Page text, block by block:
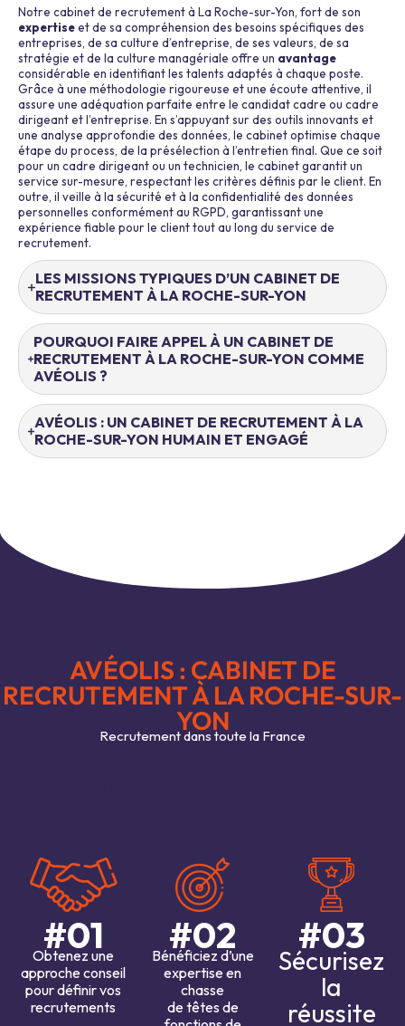
Notre cabinet de recrutement à La Roche-sur-Yon, fort de son
expertiseet de sa compréhension des besoins spécifiques des
entreprises, de sa culture d’entreprise, de ses valeurs, de sa
stratégie et de la culture managériale offre un avantage
considérable en identifiant les talents adaptés à chaque poste.
Grâce à une méthodologie rigoureuse et une écoute attentive, il
assure une adéquation parfaite entre le candidat cadre ou cadre
dirigeant et l’entreprise. En s’appuyant sur des outils innovants et
une analyse approfondie des données, le cabinet optimise chaque
étape du process, de la présélection à l’entretien final. Que ce soit
pour un cadre dirigeant ou un technicien, le cabinet garantit un
service sur-mesure, respectant les critères définis par le client. En
outre, il veille à la sécurité et à la confidentialité des données
personnelles conformément au RGPD, garantissant une
expérience fiable pour le client tout au long du service de
recrutement.
LES MISSIONS TYPIQUES D’UN CABINET DE
RECRUTEMENT À LA ROCHE-SUR-YON
POURQUOI FAIRE APPEL À UN CABINET DE
RECRUTEMENT À LA ROCHE-SUR-YON COMME
AVÉOLIS ?
AVÉOLIS : UN CABINET DE RECRUTEMENT À LA
ROCHE-SUR-YON HUMAIN ET ENGAGÉ
AVÉOLIS : CABINET DE
RECRUTEMENT À LA ROCHE-SUR-
YON
Recrutement dans toute la France
#01
Obtenez une
approche conseil
pour définir vos
recrutements
#02
Bénéficiez d’une
expertise en
chasse
de têtes de
#03
Sécurisez
la
réussite